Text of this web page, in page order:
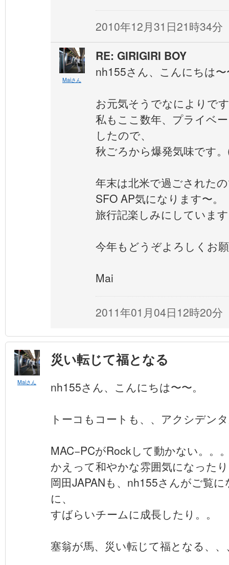
2010年12月31日21時34分
Maiさん
RE: GIRIGIRI BOY
nh155さん、こんにちは〜
お元気そうでなによりで
私もここ数年、プライベ
したので、
秋ごろから爆発気味です
年末は北米で過ごされた
SFO AP気になります〜。
旅行記楽しみにしていま
今年もどうぞよろしくお
Mai
2011年01月04日12時20分
Maiさん
災い転じて福となる
nh155さん、こんにちは〜〜。
トーコもコートも、、アクシデン
MAC−PCがRockして動かない。。
かえって和やかな雰囲気になった
岡田JAPANも、nh155さんがご覧
に、
すばらいチームに成長したり。。
塞翁が馬、災い転じて福となる、、